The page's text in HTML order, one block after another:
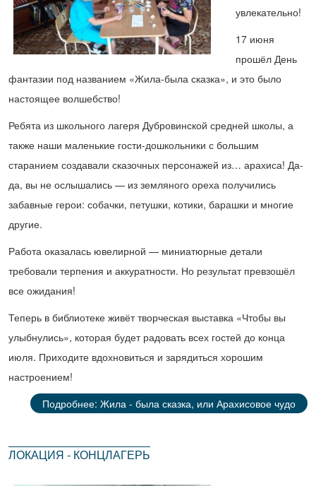
увлекательно!
17 июня
прошёл День
фантазии под названием «Жила-была сказка», и это было
настоящее волшебство!
Ребята из школьного лагеря Дубровинской средней школы, а
также наши маленькие гости-дошкольники с большим
старанием создавали сказочных персонажей из… арахиса! Да-
да, вы не ослышались — из земляного ореха получились
забавные герои: собачки, петушки, котики, барашки и многие
другие.
Работа оказалась ювелирной — миниатюрные детали
требовали терпения и аккуратности. Но результат превзошёл
все ожидания!
Теперь в библиотеке живёт творческая выставка «Чтобы вы
улыбнулись», которая будет радовать всех гостей до конца
июля. Приходите вдохновиться и зарядиться хорошим
настроением!
Подробнее: Жила - была сказка, или Арахисовое чудо
ЛОКАЦИЯ - КОНЦЛАГЕРЬ